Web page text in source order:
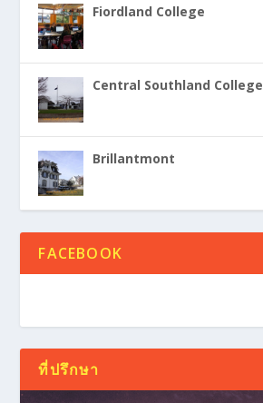
Fiordland College
Central Southland College
Brillantmont
FACEBOOK
ที่ปรึกษา